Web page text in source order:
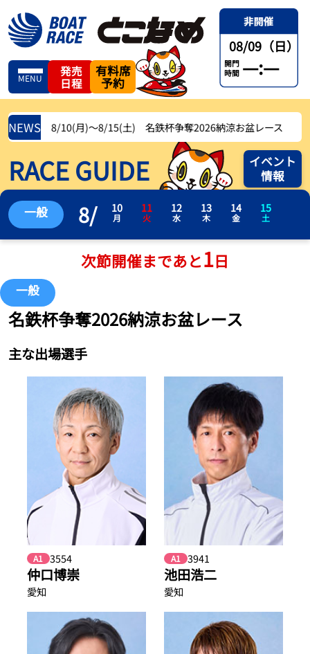
MENU
発売
日程
有料席
予約
08/09（日）
開門
時間 —:—
NEWS8/10(月)〜8/15(土) 名鉄杯争奪2026納涼お盆レース
RACE GUIDE
イベント
情報
一般 8/ 10
月
11
火
12
水
13
木
14
金
15
土
次節開催まであと1日
一般
名鉄杯争奪2026納涼お盆レース
主な出場選手
A1 3554
仲口博崇
愛知
A1 3941
池田浩二
愛知